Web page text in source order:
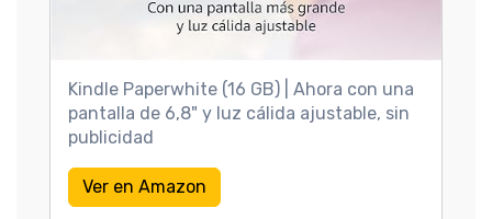
Kindle Paperwhite (16 GB) | Ahora con una
pantalla de 6,8" y luz cálida ajustable, sin
publicidad
Ver en Amazon